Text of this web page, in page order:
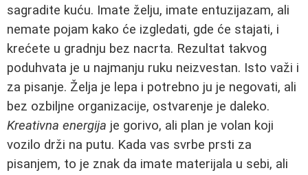
sagradite kuću. Imate želju, imate entuzijazam, ali
nemate pojam kako će izgledati, gde će stajati, i
krećete u gradnju bez nacrta. Rezultat takvog
poduhvata je u najmanju ruku neizvestan. Isto važi i
za pisanje. Želja je lepa i potrebno ju je negovati, ali
bez ozbiljne organizacije, ostvarenje je daleko.
Kreativna energija je gorivo, ali plan je volan koji
vozilo drži na putu. Kada vas svrbe prsti za
pisanjem, to je znak da imate materijala u sebi, ali